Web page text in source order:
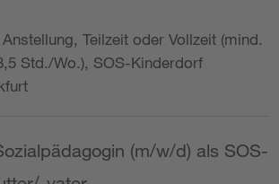
Teilzeit oder Vollzeit (mind.
Std./Wo.), SOS-Kinderdorf
(m/w/d) als SOS-